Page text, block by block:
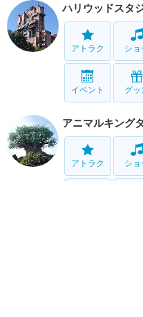
ハリウッドスタ
アトラク ショ
イベント グッ
アニマルキング
アトラク ショ